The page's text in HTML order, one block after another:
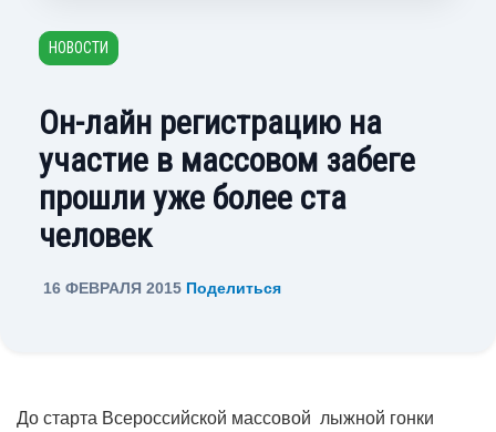
НОВОСТИ
Он-лайн регистрацию на
участие в массовом забеге
прошли уже более ста
человек
16 ФЕВРАЛЯ 2015 Поделиться
До старта Всероссийской массовой лыжной гонки